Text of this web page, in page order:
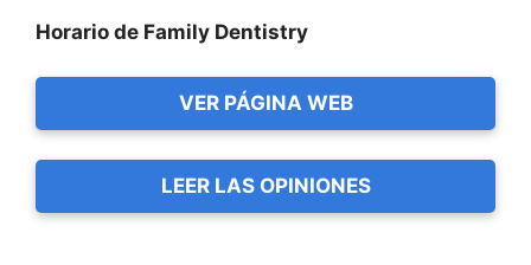
Horario de Family Dentistry
VER PÁGINA WEB
LEER LAS OPINIONES